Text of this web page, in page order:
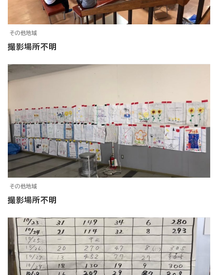
その他地域
撮影場所不明
その他地域
撮影場所不明